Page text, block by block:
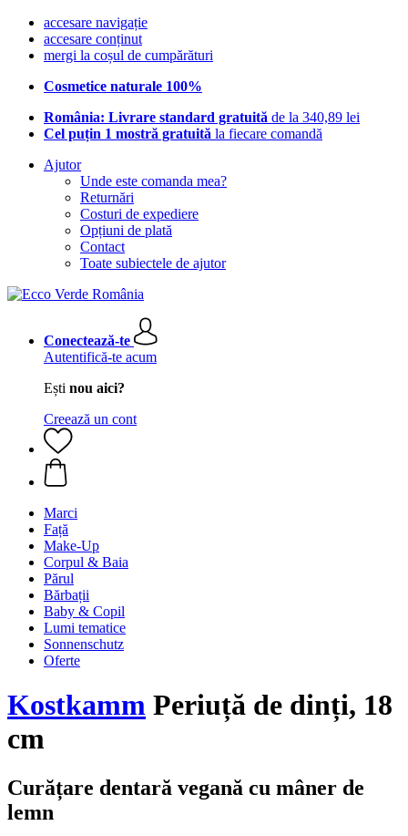
accesare navigație
accesare conținut
mergi la coșul de cumpărături
Cosmetice naturale 100%
România: Livrare standard gratuită de la 340,89 lei
Cel puțin 1 mostră gratuită la fiecare comandă
Ajutor
Unde este comanda mea?
Returnări
Costuri de expediere
Opțiuni de plată
Contact
Toate subiectele de ajutor
Conectează-te
Autentifică-te acum
Ești nou aici?
Creează un cont
Marci
Față
Make-Up
Corpul & Baia
Părul
Bărbații
Baby & Copil
Lumi tematice
Sonnenschutz
Oferte
Kostkamm Periuță de dinți, 18
cm
Curățare dentară vegană cu mâner de
lemn